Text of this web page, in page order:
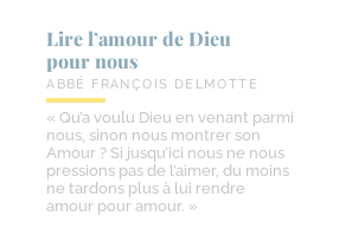
Lire l’amour de Dieu
pour nous
ABBÉ FRANÇOIS DELMOTTE
« Qu’a voulu Dieu en venant parmi
nous, sinon nous montrer son
Amour ? Si jusqu’ici nous ne nous
pressions pas de l’aimer, du moins
ne tardons plus à lui rendre
amour pour amour. »